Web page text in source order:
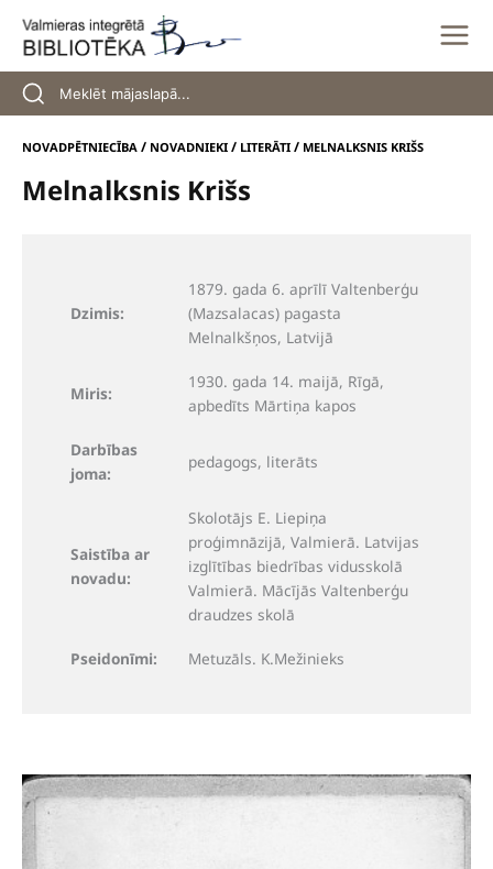
content
NOVADPĒTNIECĪBA / NOVADNIEKI / LITERĀTI / MELNALKSNIS KRIŠS
Melnalksnis Krišs
Dzimis:
1879. gada 6. aprīlī Valtenberģu
(Mazsalacas) pagasta
Melnalkšņos, Latvijā
Miris:
1930. gada 14. maijā, Rīgā,
apbedīts Mārtiņa kapos
Darbības
joma:
pedagogs, literāts
Saistība ar
novadu:
Skolotājs E. Liepiņa
proģimnāzijā, Valmierā. Latvijas
izglītības biedrības vidusskolā
Valmierā. Mācījās Valtenberģu
draudzes skolā
Pseidonīmi: Metuzāls. K.Mežinieks